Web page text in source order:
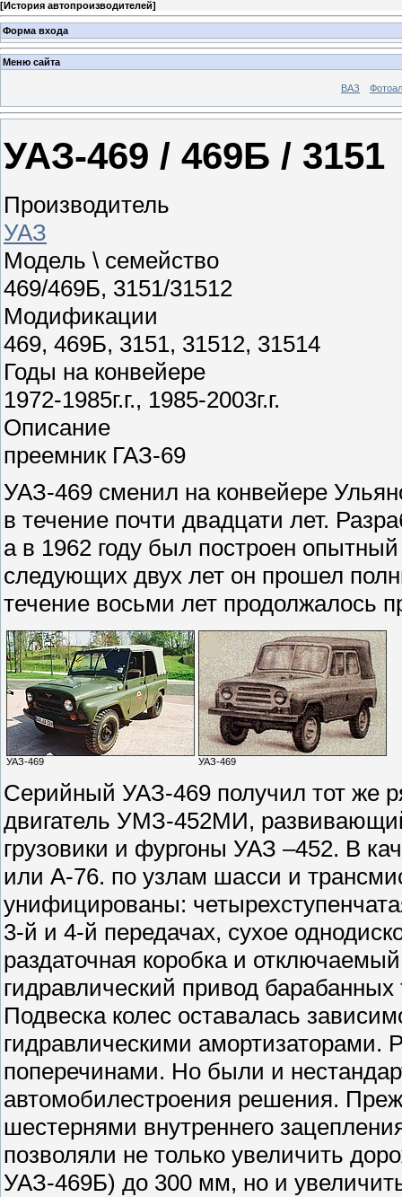
[История автопроизводителей]
Форма входа
Меню сайта
ВАЗ
УАЗ-469 / 469Б / 3151
Производитель
УАЗ
Модель \ семейство
469/469Б, 3151/31512
Модификации
469, 469Б, 3151, 31512, 31514
Годы на конвейере
1972-1985г.г., 1985-2003г.г.
Описание
преемник ГАЗ-69
УАЗ-469 сменил на конвейере
в течение почти двадцати лет.
а в 1962 году был построен
следующих двух лет он прошел
течение восьми лет продолжалось
УАЗ-469 УАЗ-469
Серийный УАЗ-469 получил тот же
двигатель УМЗ-452МИ,
грузовики и фургоны УАЗ –452. В
или А-76. по узлам шасси и
унифицированы:
3-й и 4-й передачах, сухое
раздаточная коробка и
гидравлический привод
Подвеска колес оставалась
гидравлическими
поперечинами. Но были и
автомобилестроения решения.
шестернями внутреннего
позволяли не только увеличить
УАЗ-469Б) до 300 мм, но и